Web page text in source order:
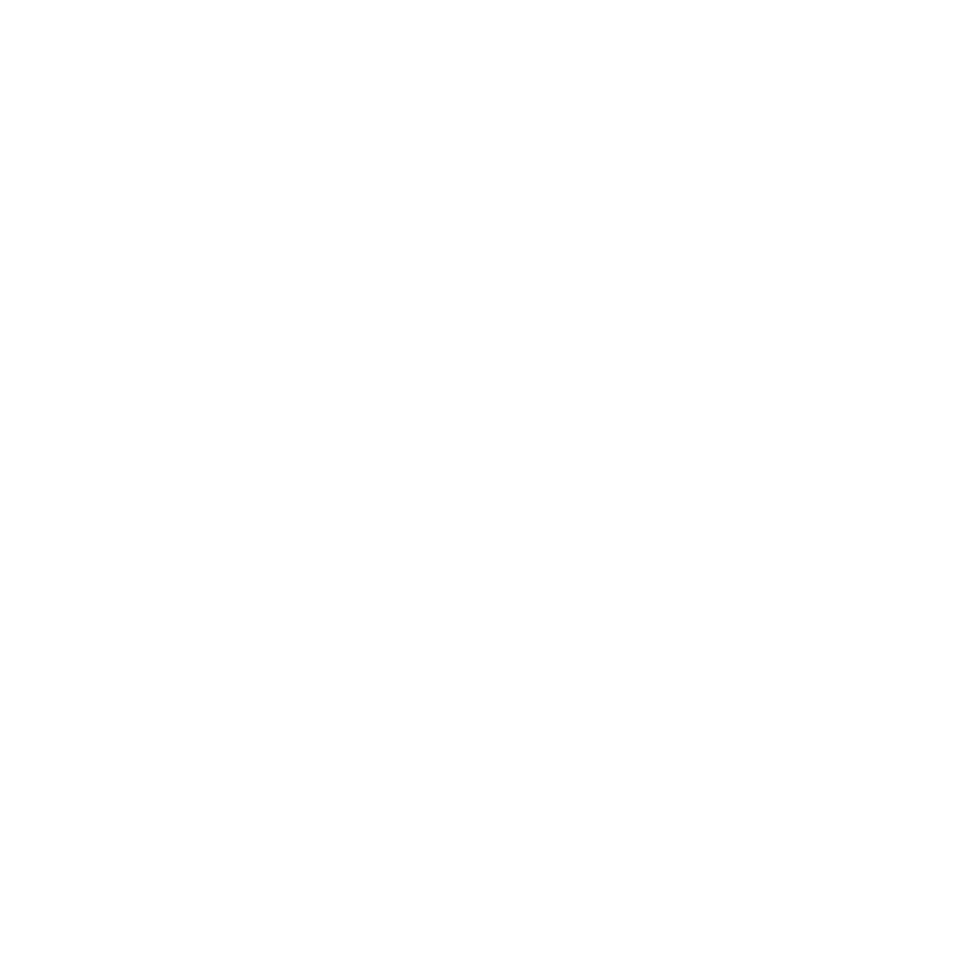
a disponuje celkem 132 pokoji. V hotelu se nachází recepce (přihlášení je možné od 16:00 hodin, odhlášení do 10:00 hodin), lobby s
se stará restaurace (klimatizovaná) a snack bar. Wi-Fi je hotelovým hostům k dispozici zdarma. Vozíčkářům nabízí hotel částečně
Služba praní prádla je za poplatek.
dětský bazének. Zde jsou k dispozici slunečníky a lehátka (zdarma). Osvěžující nápoje je možno dostat přímo v baru u bazénu.
a večeře. Polopenze plus včetně snídaně a večeře a nápojů během jídla. Plná penze zahrnuje snídaně, obědy a večeře.
místních poskytovatelů). Golfové hřiště leží 25 km od hotelu. Půjčovna kol. Zábava pro dospělé: animační program s večerní show. O
program pro děti a miniklub pro děti od 3 - 16 let.
služby jsou závislé na ročním období a na místních klimatických podmínkách. Jazyky: angličtina a němčina. Kreditní karty: Visa,
trezorem, telefonem, Wi-Fi připojením, balkonem nebo terasou a vlastní koupelnou se sprchou a fénem. Apartmány či studia navíc